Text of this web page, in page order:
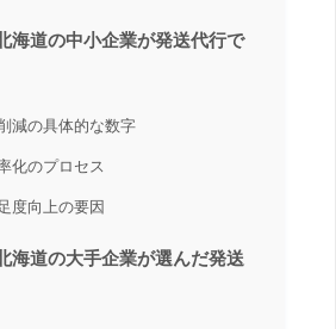
海道の中小企業が発送代行で
減の具体的な数字
化のプロセス
度向上の要因
海道の大手企業が選んだ発送